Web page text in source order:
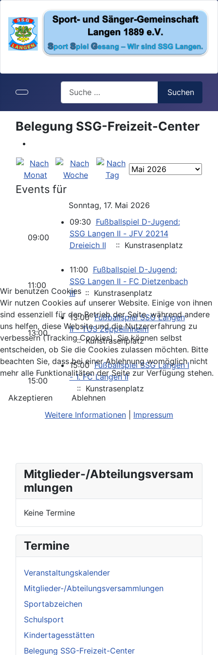
Search
Suchen
Mitglieder-/Abteilungsversam
mlungen
Keine Termine
Termine
Veranstaltungskalender
Mitglieder-/Abteilungsversammlungen
Sportabzeichen
Schulsport
Kindertagesstätten
Belegung SSG-Freizeit-Center
Belegung SSG-Freizeit-Center
Events für
Sonntag, 17. Mai 2026
09:00
09:30 Fußballspiel D-Jugend:
SSG Langen II - JFV 20214
Dreieich II
:: Kunstrasenplatz
11:00
11:00 Fußballspiel D-Jugend:
SSG Langen II - FC Dietzenbach
III :: Kunstrasenplatz
13:00
13:00Fußballspiel SSG Langen
II - TUS Zeppelinheim
:: Kunstrasenplatz
15:00
15:00Fußballspiel SSG Langen I
- 1. FC Langen II
:: Kunstrasenplatz
Wir benutzen Cookies
Wir nutzen Cookies auf unserer Website. Einige von ihnen
sind essenziell für den Betrieb der Seite, während andere
uns helfen, diese Website und die Nutzererfahrung zu
verbessern (Tracking Cookies). Sie können selbst
entscheiden, ob Sie die Cookies zulassen möchten. Bitte
beachten Sie, dass bei einer Ablehnung womöglich nicht
mehr alle Funktionalitäten der Seite zur Verfügung stehen.
Akzeptieren
Ablehnen
Weitere Informationen
Impressum